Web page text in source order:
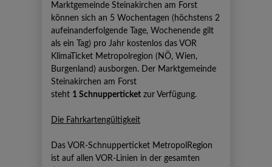
Marktgemeinde Steinakirchen am Forst
können sich an 5 Wochentagen (höchstens 2
aufeinanderfolgende Tage, Wochenende gilt
als ein Tag) pro Jahr kostenlos das VOR
KlimaTicket Metropolregion (NÖ, Wien,
Burgenland) ausborgen. Der Marktgemeinde
Steinakirchen am Forst
steht 1 Schnupperticket zur Verfügung.
Die Fahrkartengültigkeit
Das VOR-Schnupperticket MetropolRegion
ist auf allen VOR‐Linien in der gesamten